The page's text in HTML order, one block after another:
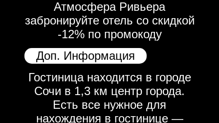
Атмосфера Ривьера
забронируйте отель со скидкой
-12% по промокоду
Доп. Информация
Гостиница находится в городе
Сочи в 1,3 км центр города.
Есть все нужное для
нахождения в гостинице —